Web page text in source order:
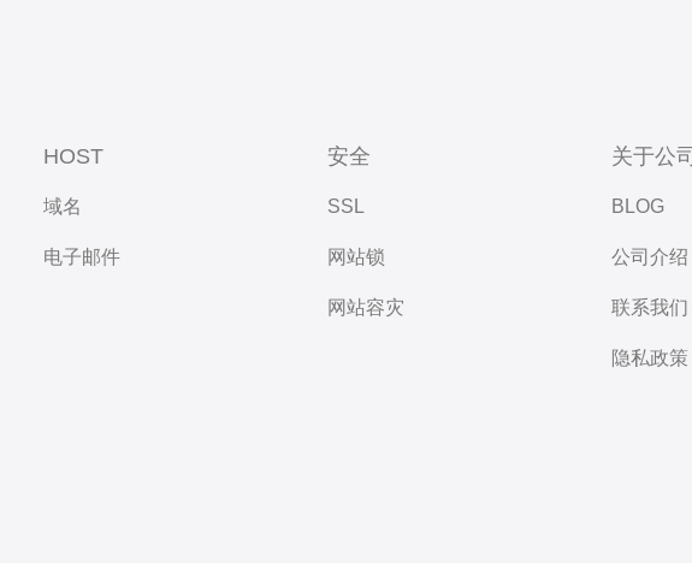
HOST
域名
电子邮件
安全
SSL
网站锁
网站容灾
关于公司
BLOG
公司介绍
联系我们
隐私政策